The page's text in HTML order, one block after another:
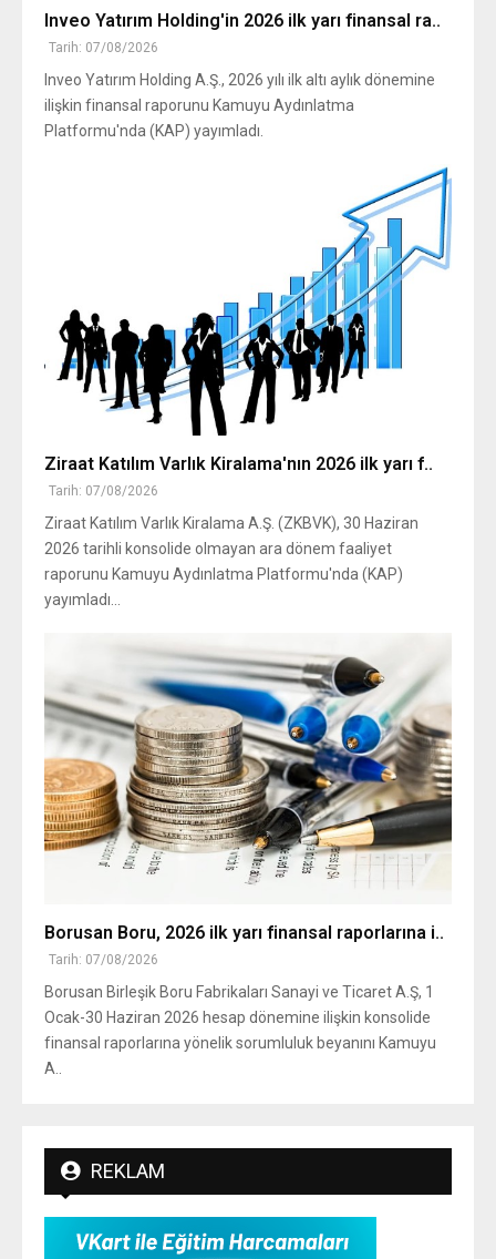
Inveo Yatırım Holding'in 2026 ilk yarı finansal ra..
Tarih: 07/08/2026
Inveo Yatırım Holding A.Ş., 2026 yılı ilk altı aylık dönemine
ilişkin finansal raporunu Kamuyu Aydınlatma
Ziraat Katılım Varlık Kiralama'nın 2026 ilk yarı f..
Tarih: 07/08/2026
Ziraat Katılım Varlık Kiralama A.Ş. (ZKBVK), 30 Haziran
2026 tarihli konsolide olmayan ara dönem faaliyet
raporunu Kamuyu Aydınlatma Platformu'nda (KAP)
Borusan Boru, 2026 ilk yarı finansal raporlarına i..
Tarih: 07/08/2026
Borusan Birleşik Boru Fabrikaları Sanayi ve Ticaret A.Ş, 1
Ocak-30 Haziran 2026 hesap dönemine ilişkin konsolide
finansal raporlarına yönelik sorumluluk beyanını Kamuyu
REKLAM